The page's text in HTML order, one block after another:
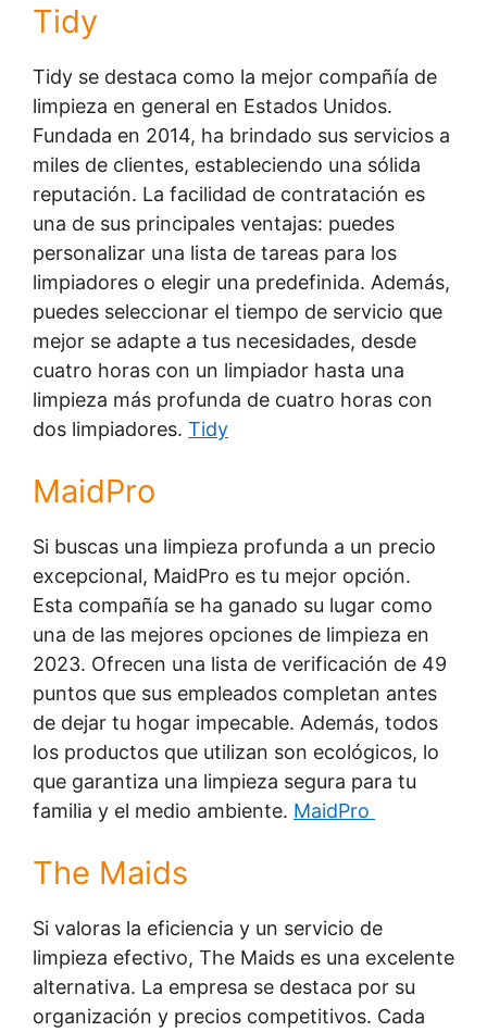
Tidy
Tidy se destaca como la mejor compañía de
limpieza en general en Estados Unidos.
Fundada en 2014, ha brindado sus servicios a
miles de clientes, estableciendo una sólida
reputación. La facilidad de contratación es
una de sus principales ventajas: puedes
personalizar una lista de tareas para los
limpiadores o elegir una predefinida. Además,
puedes seleccionar el tiempo de servicio que
mejor se adapte a tus necesidades, desde
cuatro horas con un limpiador hasta una
limpieza más profunda de cuatro horas con
dos limpiadores. Tidy
MaidPro
Si buscas una limpieza profunda a un precio
excepcional, MaidPro es tu mejor opción.
Esta compañía se ha ganado su lugar como
una de las mejores opciones de limpieza en
2023. Ofrecen una lista de verificación de 49
puntos que sus empleados completan antes
de dejar tu hogar impecable. Además, todos
los productos que utilizan son ecológicos, lo
que garantiza una limpieza segura para tu
familia y el medio ambiente. MaidPro
The Maids
Si valoras la eficiencia y un servicio de
limpieza efectivo, The Maids es una excelente
alternativa. La empresa se destaca por su
organización y precios competitivos. Cada